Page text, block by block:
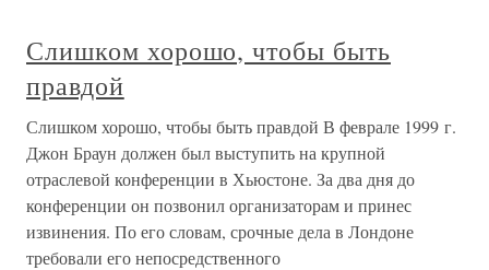
Слишком хорошо, чтобы быть
правдой
Слишком хорошо, чтобы быть правдой В феврале 1999 г.
Джон Браун должен был выступить на крупной
отраслевой конференции в Хьюстоне. За два дня до
конференции он позвонил организаторам и принес
извинения. По его словам, срочные дела в Лондоне
требовали его непосредственного